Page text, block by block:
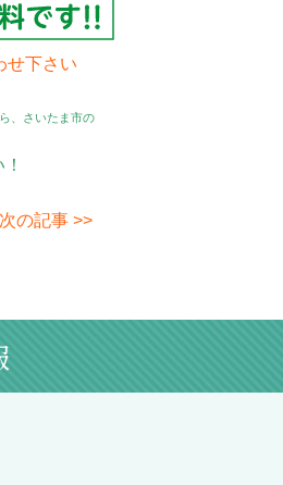
せ下さい
、さいたま市の
次の記事 >>